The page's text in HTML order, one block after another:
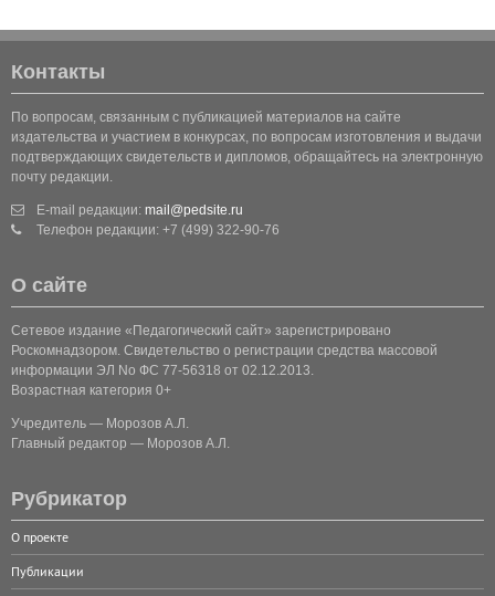
Контакты
По вопросам, связанным с публикацией материалов на сайте
издательства и участием в конкурсах, по вопросам изготовления и выдачи
подтверждающих свидетельств и дипломов, обращайтесь на электронную
почту редакции.
E-mail редакции: mail@pedsite.ru
Телефон редакции: +7 (499) 322-90-76
О сайте
Сетевое издание «Педагогический сайт» зарегистрировано
Роскомнадзором. Свидетельство о регистрации средства массовой
информации ЭЛ No ФС 77-56318 от 02.12.2013.
Возрастная категория 0+
Учредитель — Морозов А.Л.
Главный редактор — Морозов А.Л.
Рубрикатор
О проекте
Публикации